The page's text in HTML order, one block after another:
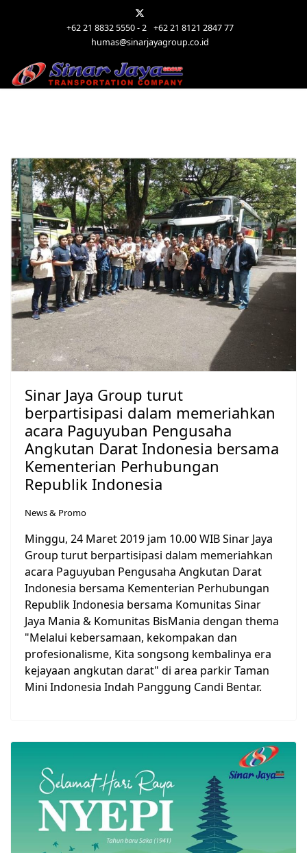
+62 21 8832 5550 - 2 +62 21 8121 2847 77
humas@sinarjayagroup.co.id
Sinar Jaya Group turut
berpartisipasi dalam memeriahkan
acara Paguyuban Pengusaha
Angkutan Darat Indonesia bersama
Kementerian Perhubungan
Republik Indonesia
News & Promo
Minggu, 24 Maret 2019 jam 10.00 WIB Sinar Jaya
Group turut berpartisipasi dalam memeriahkan
acara Paguyuban Pengusaha Angkutan Darat
Indonesia bersama Kementerian Perhubungan
Republik Indonesia bersama Komunitas Sinar
Jaya Mania & Komunitas BisMania dengan thema
"Melalui kebersamaan, kekompakan dan
profesionalisme, Kita songsong kembalinya era
kejayaan angkutan darat" di area parkir Taman
Mini Indonesia Indah Panggung Candi Bentar.